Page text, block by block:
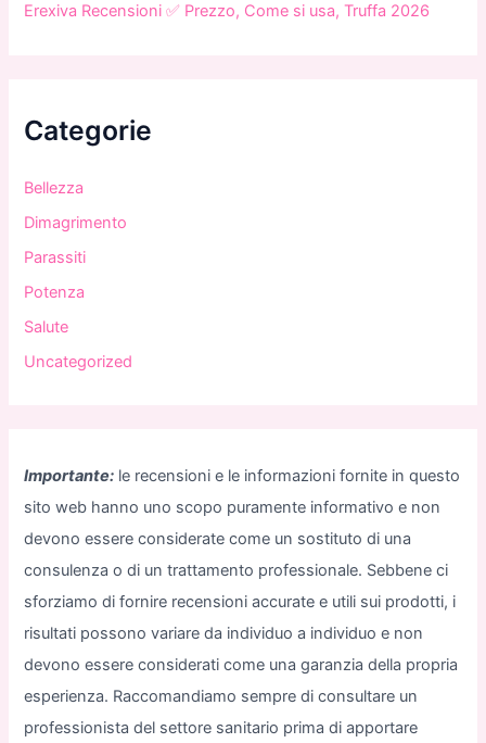
Erexiva Recensioni ✅ Prezzo, Come si usa, Truffa 2026
Categorie
Bellezza
Dimagrimento
Parassiti
Potenza
Salute
Uncategorized
Importante: le recensioni e le informazioni fornite in questo
sito web hanno uno scopo puramente informativo e non
devono essere considerate come un sostituto di una
consulenza o di un trattamento professionale. Sebbene ci
sforziamo di fornire recensioni accurate e utili sui prodotti, i
risultati possono variare da individuo a individuo e non
devono essere considerati come una garanzia della propria
esperienza. Raccomandiamo sempre di consultare un
professionista del settore sanitario prima di apportare